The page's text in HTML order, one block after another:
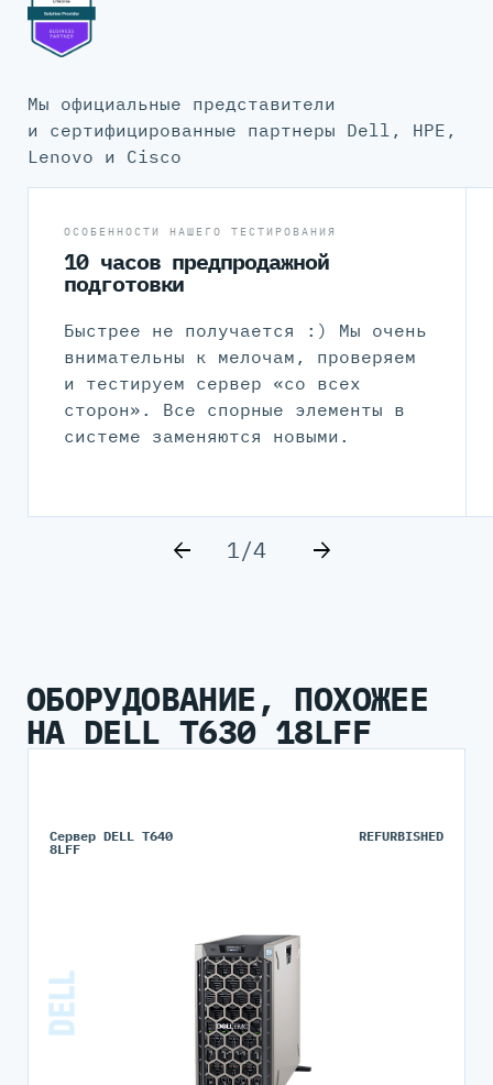
Мы официальные представители
и сертифицированные партнеры Dell, HPE,
Lenovo и Cisco
ОСОБЕННОСТИ НАШЕГО ТЕСТИРОВАНИЯ
10 часов предпродажной
подготовки
Быстрее не получается :) Мы очень
внимательны к мелочам, проверяем
и тестируем сервер «со всех
сторон». Все спорные элементы в
системе заменяются новыми.
1/4
ОБОРУДОВАНИЕ, ПОХОЖЕЕ
НА DELL T630 18LFF
Сервер DELL T640
8LFF
REFURBISHED